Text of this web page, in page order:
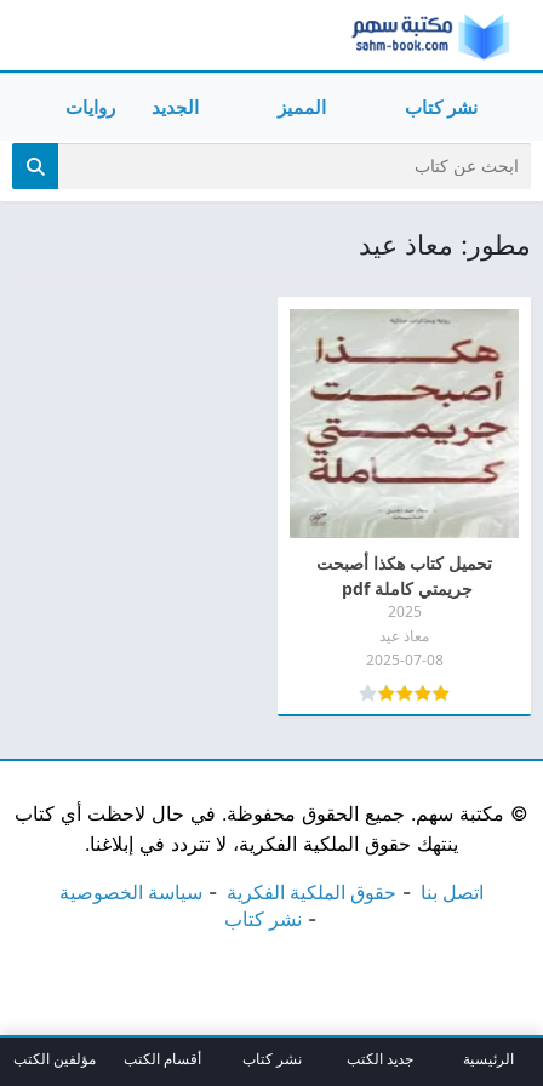
نشر كتاب المميز الجديد روايات
مطور: معاذ عيد
تحميل كتاب هكذا أصبحت
جريمتي كاملة ‎ pdf
2025
معاذ عيد
2025-07-08
© مكتبة سهم. جميع الحقوق محفوظة. في حال لاحظت أي كتاب
ينتهك حقوق الملكية الفكرية، لا تتردد في إبلاغنا.
اتصل بنا حقوق الملكية الفكرية
سياسة الخصوصية
نشر كتاب
الرئيسية جديد الكتب نشر كتاب أقسام الكتب مؤلفين الكتب